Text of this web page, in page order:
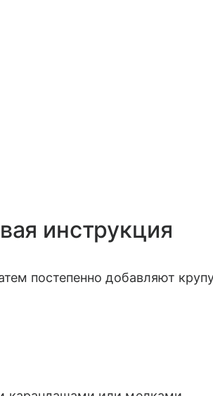
инструкция
постепенно добавляют